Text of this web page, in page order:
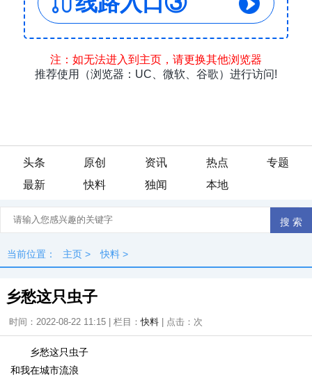
头条 原创 资讯 热点
专题
最新
快料 独闻 本地
当前位置： 主页 > 快料 >
乡愁这只虫子
时间：2022-08-22 11:15 | 栏目：快料 | 点击： 次
乡愁这只虫子
和我在城市流浪